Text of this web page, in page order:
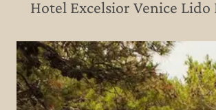
Hotel Excelsior Venice Lido